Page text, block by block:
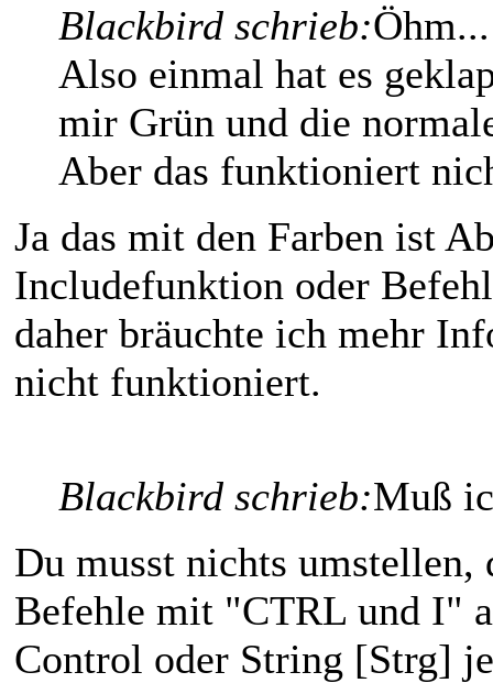
Blackbird schrieb:Öhm...
Also einmal hat es
mir Grün und die
Aber das funktioniert
Ja das mit den Farben ist
Includefunktion oder
daher bräuchte ich mehr
nicht funktioniert.
Blackbird schrieb:Muß
Du musst nichts
Befehle mit "CTRL und I"
Control oder String [Strg]